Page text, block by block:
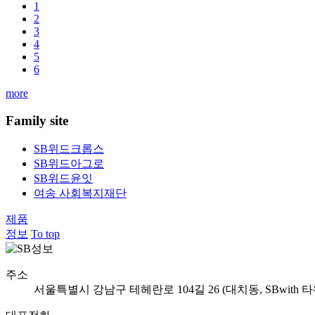
1
2
3
4
5
6
more
Family site
SB위드크롭스
SB위드아그로
SB위드윤잇
여송 사회복지재단
제품
정보 To top
주소
서울특별시 강남구 테헤란로 104길 26 (대치동, SBwith